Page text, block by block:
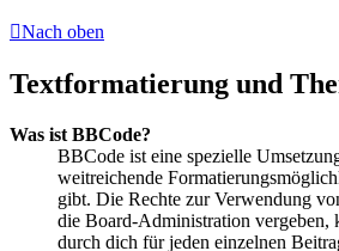
Nach oben
Textformatierung und
Was ist BBCode?
BBCode ist eine spezielle
weitreichende
gibt. Die Rechte zur Verwendung
die Board-Administration vergeben,
durch dich für jeden einzelnen